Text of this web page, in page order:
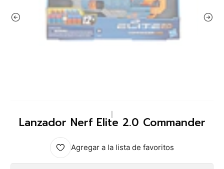
Lanzador Nerf Elite 2.0 Commander
Agregar a la lista de favoritos